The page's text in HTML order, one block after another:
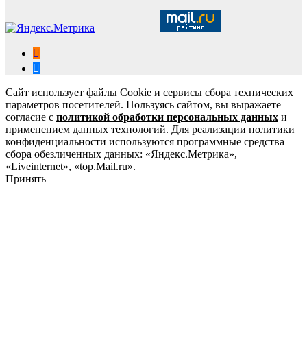
Сайт использует файлы Cookie и сервисы сбора технических
параметров посетителей. Пользуясь сайтом, вы выражаете
согласие с политикой обработки персональных данных и
применением данных технологий. Для реализации политики
конфиденциальности используются программные средства
сбора обезличенных данных: «Яндекс.Метрика»,
«Liveinternet», «top.Mail.ru».
Принять